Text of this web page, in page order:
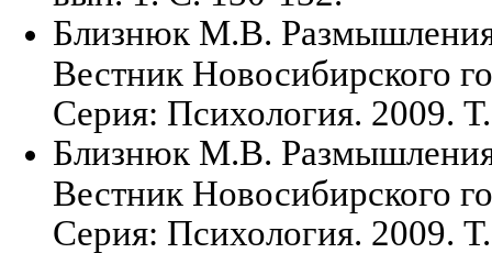
Близнюк М.В.
Вестник Новосибирского
Серия: Психология. 2009.
Близнюк М.В.
Вестник Новосибирского
Серия: Психология. 2009.